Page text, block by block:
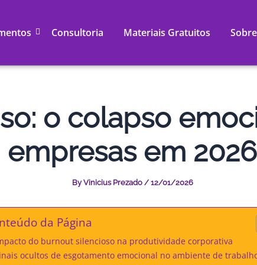
Consultoria Materiais Gratuitos
o colapso
empresas em 2026
ByVinicius Prezado / 12/01/2026
da Página
do burnout silencioso na produtividade corporativa
ocultos de esgotamento emocional no ambiente de